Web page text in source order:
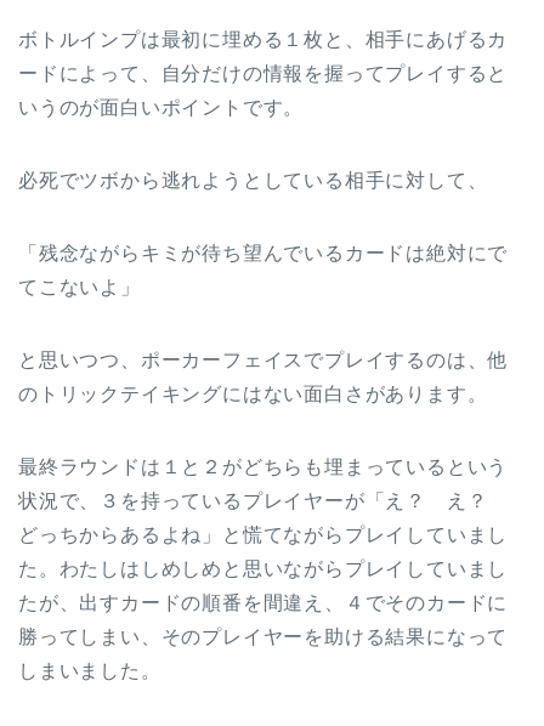
ボトルインプは最初に埋める１枚と、相手にあげるカ
ードによって、自分だけの情報を握ってプレイすると
いうのが面白いポイントです。
必死でツボから逃れようとしている相手に対して、
「残念ながらキミが待ち望んでいるカードは絶対にで
てこないよ」
と思いつつ、ポーカーフェイスでプレイするのは、他
のトリックテイキングにはない面白さがあります。
最終ラウンドは１と２がどちらも埋まっているという
状況で、３を持っているプレイヤーが「え？ え？
どっちからあるよね」と慌てながらプレイしていまし
た。わたしはしめしめと思いながらプレイしていまし
たが、出すカードの順番を間違え、４でそのカードに
勝ってしまい、そのプレイヤーを助ける結果になって
しまいました。